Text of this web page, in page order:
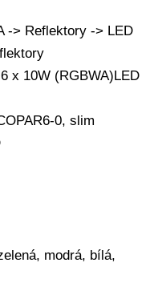
-> Reflektory -> LED
x 10W (RGBWA)LED
0, slim
modrá, bílá,